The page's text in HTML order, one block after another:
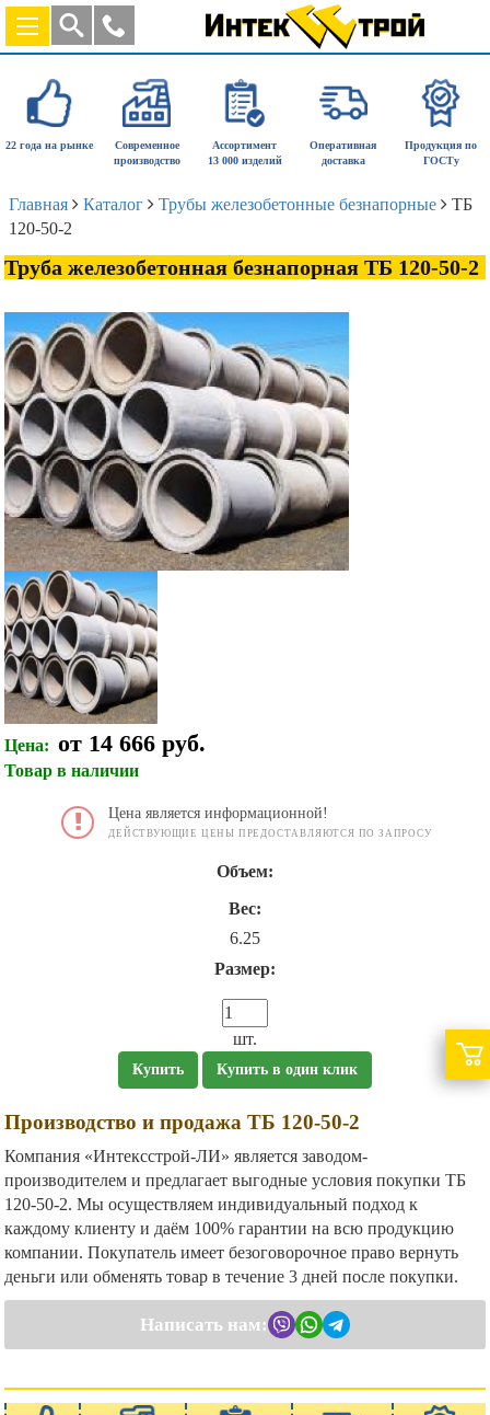
22 года на рынке
Современное
производство
Ассортимент
13 000 изделий
Оперативная
доставка
Продукция по
ГОСТу
Главная Каталог Трубы железобетонные безнапорные
ТБ
120-50-2
Труба железобетонная безнапорная ТБ 120-50-2
Цена: от 14 666 руб.
Товар в наличии
Цена является информационной!
ДЕЙСТВУЮЩИЕ ЦЕНЫ ПРЕДОСТАВЛЯЮТСЯ ПО ЗАПРОСУ
Объем:
Вес:
6.25
Размер:
шт.
Купить Купить в один клик
Производство и продажа ТБ 120-50-2
Компания «Интексстрой-ЛИ» является заводом-
производителем и предлагает выгодные условия покупки ТБ
120-50-2. Мы осуществляем индивидуальный подход к
каждому клиенту и даём 100% гарантии на всю продукцию
компании. Покупатель имеет безоговорочное право вернуть
деньги или обменять товар в течение 3 дней после покупки.
Написать нам: